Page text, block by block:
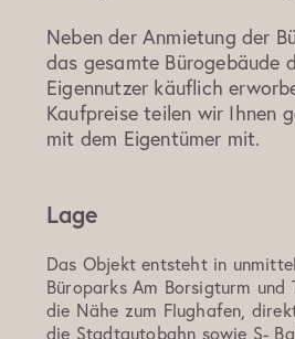
Neben der Anmietung der
das gesamte Bürogebäude
Eigennutzer käuflich
Kaufpreise teilen wir Ihnen
mit dem Eigentümer mit.
Lage
Das Objekt entsteht in
Büroparks Am Borsigturm und
die Nähe zum Flughafen,
die Stadtautobahn sowie S-